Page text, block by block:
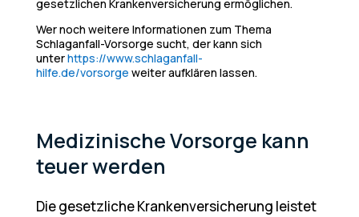
gesetzlichen Krankenversicherung ermöglichen.
Wer noch weitere Informationen zum Thema
Schlaganfall-Vorsorge sucht, der kann sich
unterhttps://www.schlaganfall-
hilfe.de/vorsorge weiter aufklären lassen.
Medizinische Vorsorge kann
teuer werden
Die gesetzliche Krankenversicherung leistet